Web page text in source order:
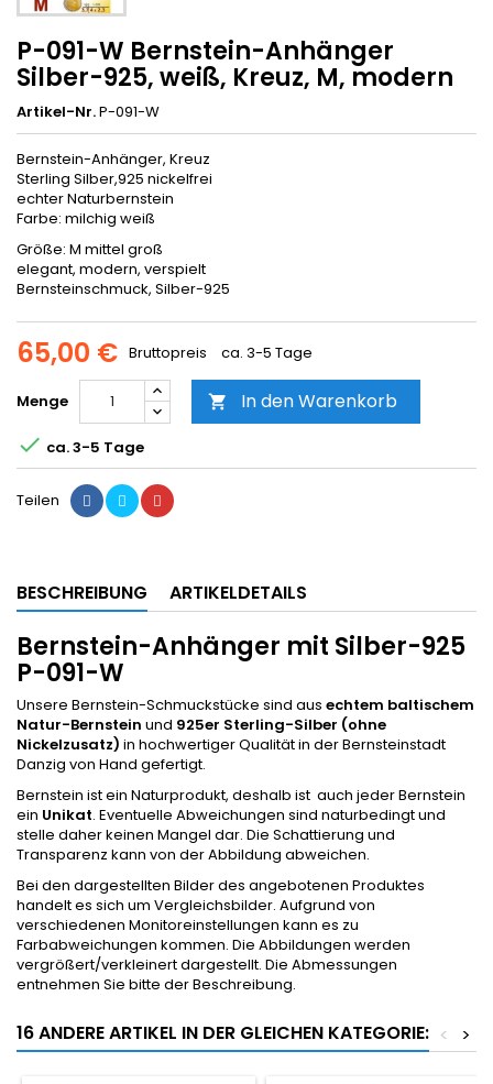
P-091-W Bernstein-Anhänger
Silber-925, weiß, Kreuz, M, modern
Artikel-Nr.P-091-W
Bernstein-Anhänger, Kreuz
Sterling Silber,925 nickelfrei
echter Naturbernstein
Farbe: milchig weiß
Größe: M mittel groß
elegant, modern, verspielt
Bernsteinschmuck, Silber-925
65,00 € Bruttopreis ca. 3-5 Tage
Menge  In den Warenkorb
 ca. 3-5 Tage
Teilen
BESCHREIBUNG ARTIKELDETAILS
Bernstein-Anhänger mit Silber-925
P-091-W
Unsere Bernstein-Schmuckstücke sind aus echtem baltischem
Natur-Bernstein und 925er Sterling-Silber (ohne
Nickelzusatz) in hochwertiger Qualität in der Bernsteinstadt
Danzig von Hand gefertigt.
Bernstein ist ein Naturprodukt, deshalb ist auch jeder Bernstein
ein Unikat. Eventuelle Abweichungen sind naturbedingt und
stelle daher keinen Mangel dar. Die Schattierung und
Transparenz kann von der Abbildung abweichen.
Bei den dargestellten Bilder des angebotenen Produktes
handelt es sich um Vergleichsbilder. Aufgrund von
verschiedenen Monitoreinstellungen kann es zu
Farbabweichungen kommen. Die Abbildungen werden
vergrößert/verkleinert dargestellt. Die Abmessungen
entnehmen Sie bitte der Beschreibung.
16 ANDERE ARTIKEL IN DER GLEICHEN KATEGORIE: >
<